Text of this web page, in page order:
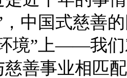
，中国式慈善
”上——我们
善事业相匹